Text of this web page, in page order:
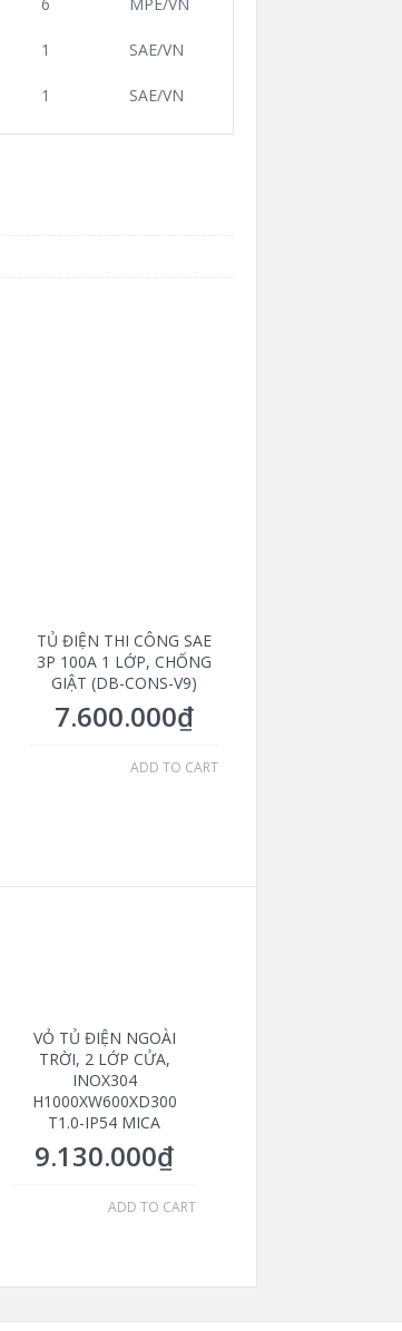
1 SAE/VN
1 SAE/VN
TỦ ĐIỆN THI CÔNG SAE
3P 100A 1 LỚP, CHỐNG
GIẬT (DB-CONS-V9)
7.600.000₫
ADD TO CART
VỎ TỦ ĐIỆN NGOÀI
TRỜI, 2 LỚP CỬA,
INOX304
H1000XW600XD300
T1.0-IP54 MICA
9.130.000₫
ADD TO CART